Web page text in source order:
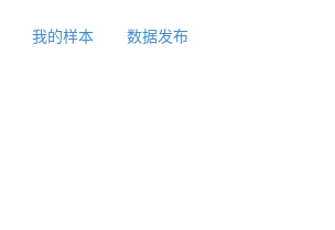
我的样本 数据发布